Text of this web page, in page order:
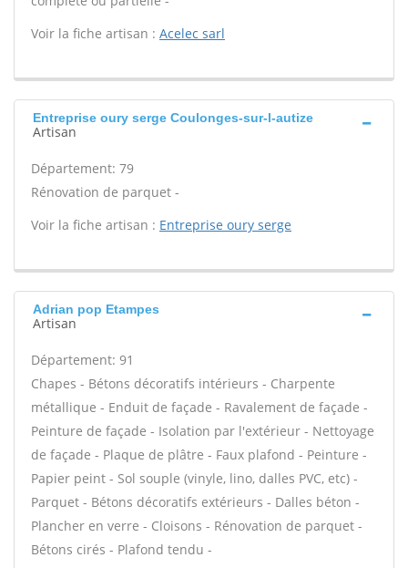
Voir la fiche artisan : Acelec sarl
Entreprise oury serge Coulonges-sur-l-autize
Artisan
Département: 79
Rénovation de parquet -
Voir la fiche artisan : Entreprise oury serge
Adrian pop Etampes
Artisan
Département: 91
Chapes - Bétons décoratifs intérieurs - Charpente
métallique - Enduit de façade - Ravalement de façade -
Peinture de façade - Isolation par l'extérieur - Nettoyage
de façade - Plaque de plâtre - Faux plafond - Peinture -
Papier peint - Sol souple (vinyle, lino, dalles PVC, etc) -
Parquet - Bétons décoratifs extérieurs - Dalles béton -
Plancher en verre - Cloisons - Rénovation de parquet -
Bétons cirés - Plafond tendu -